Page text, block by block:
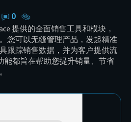
0
提供的全面销售工具和模块，
您可以无缝管理产品，发起精准
跟踪销售数据，并为客户提供流
都旨在帮助您提升销量、节省